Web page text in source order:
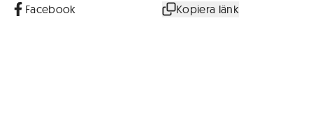
Facebook Kopiera länk